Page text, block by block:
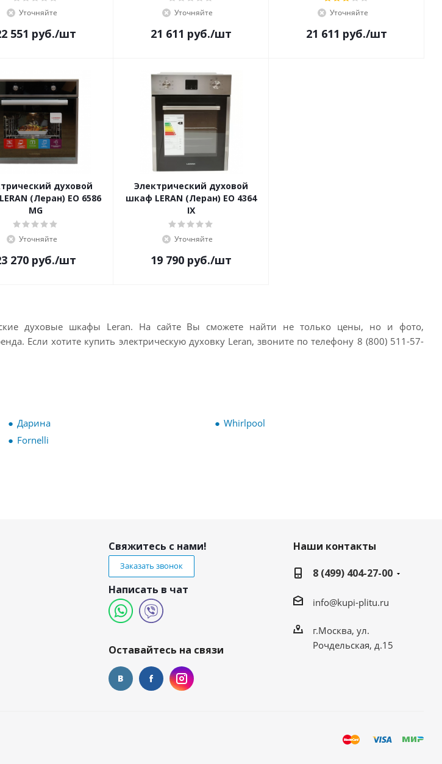
Уточняйте
551 руб./шт
Уточняйте
21 611 руб./шт
Уточняйте
21 611 руб./шт
духовой
(Леран) EO 6586
MG
Уточняйте
270 руб./шт
Электрический духовой
шкаф LERAN (Леран) EO 4364
IX
Уточняйте
19 790 руб./шт
духовые шкафы Leran. На сайте Вы сможете найти не только цены, но и фото,
Если хотите купить электрическую духовку Leran, звоните по телефону 8 (800) 511-57-
Дарина
Whirlpool
Fornelli
Свяжитесь с нами!
Заказать звонок
Написать в чат
Оставайтесь на связи
Наши контакты
8 (499) 404-27-00
info@kupi-plitu.ru
г.Москва, ул.
Рочдельская, д.15